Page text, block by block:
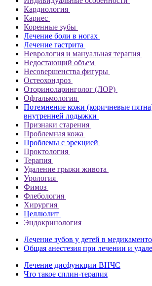
Кардиология
Кариес
Коренные зубы
Лечение боли в ногах
Лечение гастрита
Неврология и мануальная терапия
Недостающий объем
Несовершенства фигуры
Остеохондроз
Оториноларинголог (ЛОР)
Офтальмология
Потемнение кожи (коричневые
внутренней лодыжки
Признаки старения
Проблемная кожа
Проблемы с эрекцией
Проктология
Терапия
Удаление грыжи живота
Урология
Фимоз
Флебология
Хирургия
Целлюлит
Эндокринология
Лечение зубов у детей в
Общая анестезия при лечении и
Лечение дисфункции ВНЧС
Что такое сплин-терапия